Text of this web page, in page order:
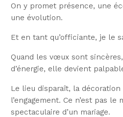
On y promet présence, une
une évolution.
Et en tant qu’officiante, je le
Quand les vœux sont
d’énergie, elle devient
Le lieu disparaît, la décoration
l’engagement. Ce n’est pas
spectaculaire d’un mariage.